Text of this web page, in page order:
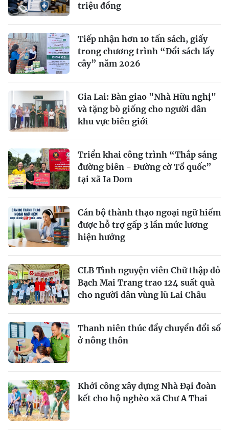
triệu đồng
Tiếp nhận hơn 10 tấn sách, giấy
trong chương trình “Đổi sách lấy
cây” năm 2026
Gia Lai: Bàn giao "Nhà Hữu nghị"
và tặng bò giống cho người dân
khu vực biên giới
Triển khai công trình “Thắp sáng
đường biên - Đường cờ Tổ quốc”
tại xã Ia Dom
Cán bộ thành thạo ngoại ngữ hiếm
được hỗ trợ gấp 3 lần mức lương
hiện hưởng
CLB Tình nguyện viên Chữ thập đỏ
Bạch Mai Trang trao 124 suất quà
cho người dân vùng lũ Lai Châu
Thanh niên thúc đẩy chuyển đổi số
ở nông thôn
Khởi công xây dựng Nhà Đại đoàn
kết cho hộ nghèo xã Chư A Thai